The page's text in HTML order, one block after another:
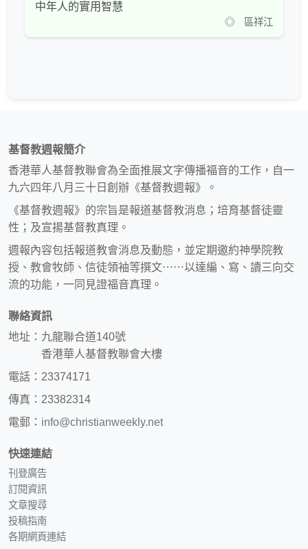
中年人的實用智慧
◎ 區祥江
基督教週報簡介
香港華人基督教聯會為全面推展文字傳播福音的工作，自一
九六四年八月三十日創辦《基督教週報》。
《基督教週報》的宗旨是報道基督教消息；培育基督徒靈
性；及宣揚基督教真理。
週報內容包括報道教會消息及動態，並定期邀約神學院教
授、教會牧師、信徒領袖等撰文⋯⋯以達編、寫、讀三向交
流的功能，一同見證福音真理。
聯絡資訊
地址：九龍聯合道140號
香港華人基督教聯會大樓
電話：23374171
傳真：23382314
電郵： info@christianweekly.net
快速連結
刊登廣告
訂閱資訊
文章搜尋
投稿指南
各期網頁連結